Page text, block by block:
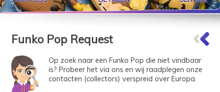
Funko Pop Request
Op zoek naar een Funko Pop die niet vindbaar
is? Probeer het via ons en wij raadplegen onze
contacten (collectors) verspreid over Europa.